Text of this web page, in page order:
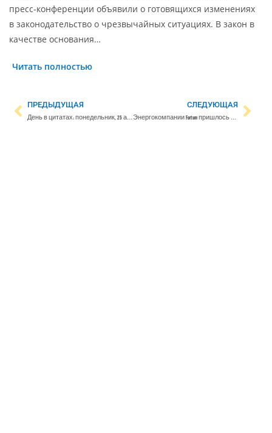
пресс-конференции объявили о готовящихся изменениях
в законодательство о чрезвычайных ситуациях. В закон в
качестве основания…
Читать полностью
ПРЕДЫДУЩАЯ
День в цитатах: понедельник, 25 апреля
СЛЕДУЮЩАЯ
Энергокомпании Fortum пришлось объяснять действия Uniper, выразившего готовность платить за российский газ в рублях